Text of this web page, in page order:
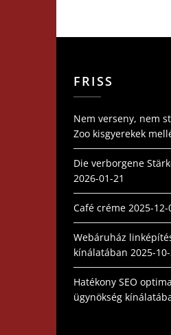
FRISS
Nem verseny, nem
Zoo kisgyerekek
Die verborgene
2026-01-21
Café créme 2025-12-
Webáruház
kínálatában 2025-
Hatékony SEO
ügynökség